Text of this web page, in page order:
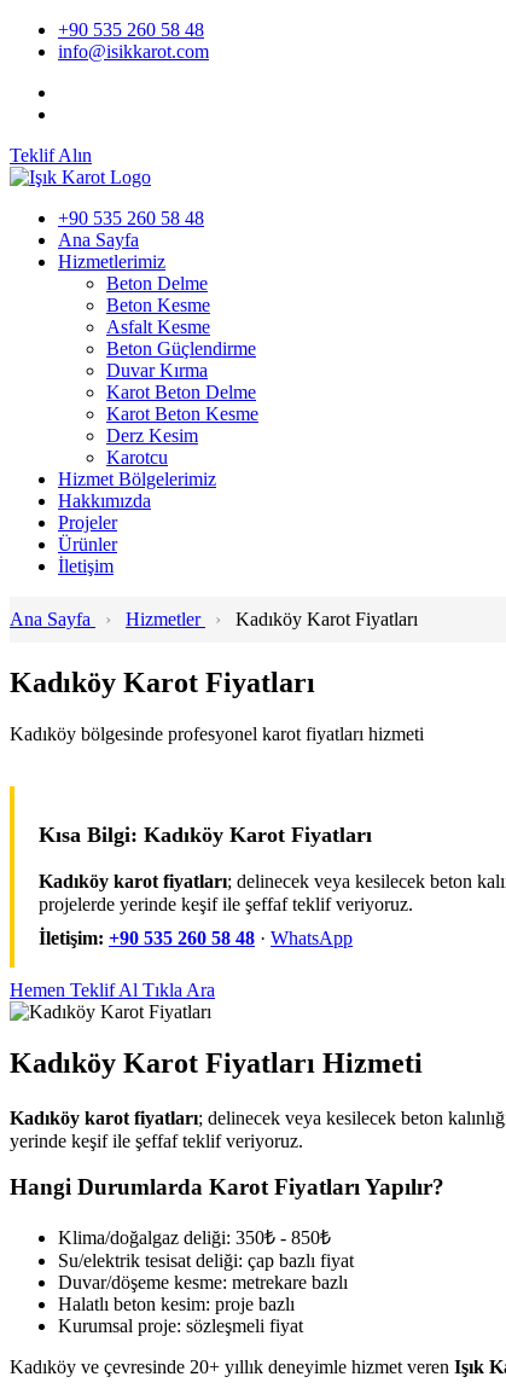
+90 535 260 58 48
info@isikkarot.com
Teklif Alın
+90 535 260 58 48
Ana Sayfa
Hizmetlerimiz
Beton Delme
Beton Kesme
Asfalt Kesme
Beton Güçlendirme
Duvar Kırma
Karot Beton Delme
Karot Beton Kesme
Derz Kesim
Karotcu
Hizmet Bölgelerimiz
Hakkımızda
Projeler
Ürünler
İletişim
Ana Sayfa › Hizmetler › Kadıköy Karot Fiyatları
Kadıköy Karot Fiyatları
Kadıköy bölgesinde profesyonel karot fiyatları hizmeti
Kısa Bilgi: Kadıköy Karot Fiyatları
Kadıköy karot fiyatları; delinecek veya kesilecek beton
projelerde yerinde keşif ile şeffaf teklif veriyoruz.
İletişim: +90 535 260 58 48 · WhatsApp
Hemen Teklif Al Tıkla Ara
Kadıköy Karot Fiyatları Hizmeti
Kadıköy karot fiyatları; delinecek veya kesilecek beton
yerinde keşif ile şeffaf teklif veriyoruz.
Hangi Durumlarda Karot Fiyatları Yapılır?
Klima/doğalgaz deliği: 350₺ - 850₺
Su/elektrik tesisat deliği: çap bazlı fiyat
Duvar/döşeme kesme: metrekare bazlı
Halatlı beton kesim: proje bazlı
Kurumsal proje: sözleşmeli fiyat
Kadıköy ve çevresinde 20+ yıllık deneyimle hizmet veren Işık